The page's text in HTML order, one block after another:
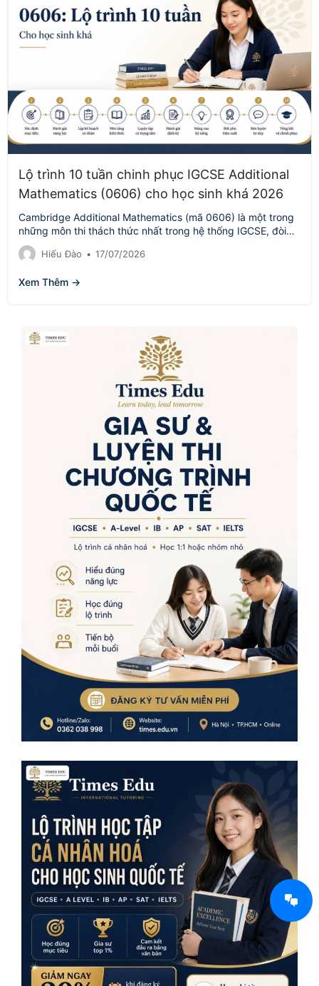
Lộ trình 10 tuần chinh phục IGCSE Additional
Mathematics (0606) cho học sinh khá 2026
Cambridge Additional Mathematics (mã 0606) là một trong
những môn thi thách thức nhất trong hệ thống IGCSE, đòi
hỏi học sinh…
Hiếu Đào • 17/07/2026
Xem Thêm →